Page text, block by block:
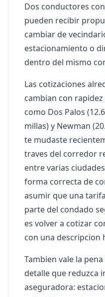
Dos conductores
pueden recibir
cambiar de
estacionamiento o
dentro del mismo
Las cotizaciones
cambian con
como Dos Palos
millas) y Newman
te mudaste
traves del corredor
entre varias
forma correcta de
asumir que una
parte del condado
es volver a cotizar
con una descripcion
Tambien vale la
detalle que reduzca
aseguradora: